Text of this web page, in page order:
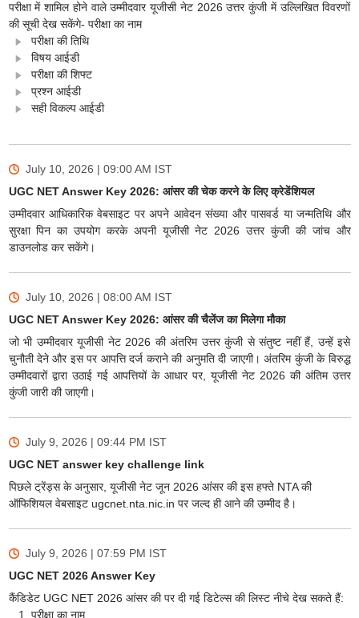
परीक्षा में शामिल होने वाले उम्मीदवार यूजीसी नेट 2026 उत्तर कुंजी में उल्लिखित विवरणों
की सूची देख सकेंगे- परीक्षा का नाम
परीक्षा की तिथि
विषय आईडी
परीक्षा की शिफ्ट
प्रश्न आईडी
सही विकल्प आईडी
July 10, 2026 | 09:00 AM IST
UGC NET Answer Key 2026: आंसर की चेक करने के लिए क्रेडेंशियल
उम्मीदवार आधिकारिक वेबसाइट पर अपने आवेदन संख्या और पासवर्ड या जन्मतिथि और
सुरक्षा पिन का उपयोग करके अपनी यूजीसी नेट 2026 उत्तर कुंजी की जांच और
डाउनलोड कर सकेंगे।
July 10, 2026 | 08:00 AM IST
UGC NET Answer Key 2026: आंसर की चैलेंज का मिलेगा मौका
जो भी उम्मीदवार यूजीसी नेट 2026 की अंतरिम उत्तर कुंजी से संतुष्ट नहीं हैं, उन्हें इसे
चुनौती देने और इस पर आपत्ति दर्ज कराने की अनुमति दी जाएगी। अंतरिम कुंजी के विरुद्ध
उम्मीदवारों द्वारा उठाई गई आपत्तियों के आधार पर, यूजीसी नेट 2026 की अंतिम उत्तर
कुंजी जारी की जाएगी।
July 9, 2026 | 09:44 PM IST
UGC NET answer key challenge link
पिछले ट्रेंड्स के अनुसार, यूजीसी नेट जून 2026 आंसर की इस हफ्ते NTA की
ऑफिशियल वेबसाइट ugcnet.nta.nic.in पर जल्द ही आने की उम्मीद है।
July 9, 2026 | 07:59 PM IST
UGC NET 2026 Answer Key
कैंडिडेट UGC NET 2026 आंसर की पर दी गई डिटेल्स की लिस्ट नीचे देख सकते हैं:
परीक्षा का नाम